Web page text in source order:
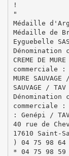
!
"
Médaille
Médaille de
Eyguebelle SAS
Dénomination
CREME DE
commerciale :
MURE
SAUVAGE /
Dénomination
commerciale
: Genépi /
40 rue de
17610 Saint-
) 04 75 98 64
* 04 75 98 59